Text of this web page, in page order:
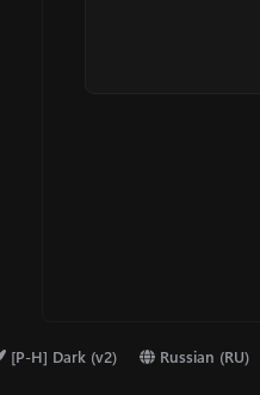
[P-H] Dark (v2) Russian (RU)